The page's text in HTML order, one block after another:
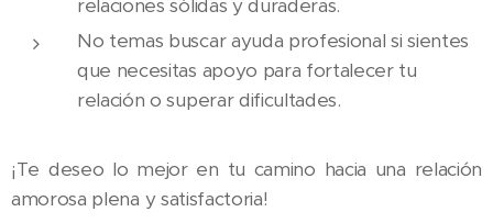
relaciones sólidas y duraderas.
No temas buscar ayuda profesional si sientes
que necesitas apoyo para fortalecer tu
relación o superar dificultades.
¡Te deseo lo mejor en tu camino hacia una relación
amorosa plena y satisfactoria!